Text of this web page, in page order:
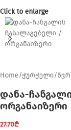
Click to enlarge
Home/ჭურჭელი/
დანა-
ორგანაიზერი
27.70₾